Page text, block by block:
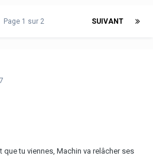
SUIVANT
Page 1 sur 2
que tu viennes, Machin va relâcher ses